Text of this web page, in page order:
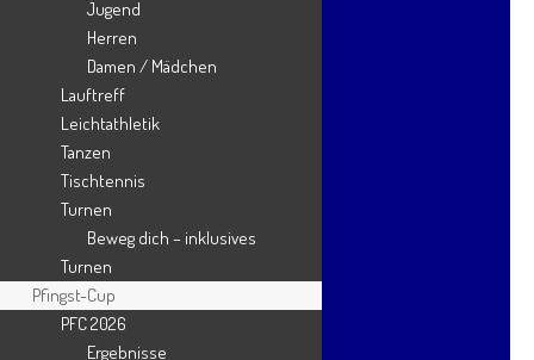
Fitness
Fit in der Schwangerschaft
Mama fit, Baby mit
Fußball – Damen
Fußball – Herren
Fußball – Jugend
Grünkohlessen
Jugend
Herren
Damen / Mädchen
Lauftreff
Leichtathletik
Tanzen
Tischtennis
Turnen
Beweg dich – inklusives
Turnen
Pfingst-Cup
PFC 2026
Ergebnisse